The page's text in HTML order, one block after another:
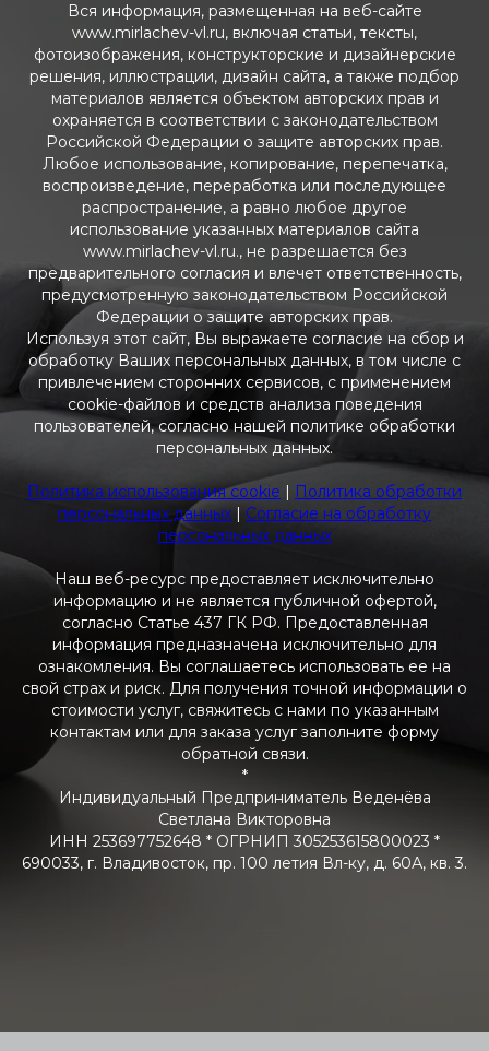
Вся информация, размещенная на веб-сайте
www.mirlachev-vl.ru, включая статьи, тексты,
фотоизображения, конструкторские и дизайнерские
решения, иллюстрации, дизайн сайта, а также подбор
материалов является объектом авторских прав и
охраняется в соответствии с законодательством
Российской Федерации о защите авторских прав.
Любое использование, копирование, перепечатка,
воспроизведение, переработка или последующее
распространение, а равно любое другое
использование указанных материалов сайта
www.mirlachev-vl.ru., не разрешается без
предварительного согласия и влечет ответственность,
предусмотренную законодательством Российской
Федерации о защите авторских прав.
Используя этот сайт, Вы выражаете согласие на сбор и
обработку Ваших персональных данных, в том числе с
привлечением сторонних сервисов, с применением
cookie-файлов и средств анализа поведения
пользователей, согласно нашей политике обработки
персональных данных.
Политика использования cookie | Политика обработки
персональных данных | Согласие на обработку
персональных данных
Наш веб-ресурс предоставляет исключительно
информацию и не является публичной офертой,
согласно Статье 437 ГК РФ. Предоставленная
информация предназначена исключительно для
ознакомления. Вы соглашаетесь использовать ее на
свой страх и риск. Для получения точной информации о
стоимости услуг, свяжитесь с нами по указанным
контактам или для заказа услуг заполните форму
обратной связи.
*
Индивидуальный Предприниматель Веденёва
Светлана Викторовна
ИНН 253697752648 * ОГРНИП 305253615800023 *
690033, г. Владивосток, пр. 100 летия Вл-ку, д. 60А, кв. 3.